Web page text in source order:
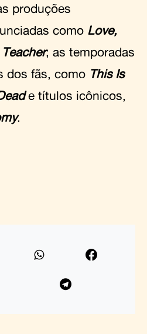
produções
como Love,
; as temporadas
dos fãs, como This Is
e títulos icônicos,
.